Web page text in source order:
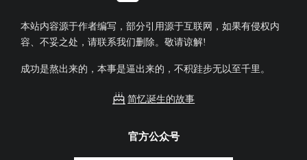
本站内容源于作者编写，部分引用源于互联网，如果有侵权内
容、不妥之处，请联系我们删除。敬请谅解!
成功是熬出来的，本事是逼出来的，不积跬步无以至千里。
简忆诞生的故事
官方公众号